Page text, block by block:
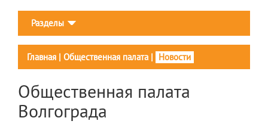
Разделы
Главная | Общественная палата | Новости
Общественная палата
Волгограда